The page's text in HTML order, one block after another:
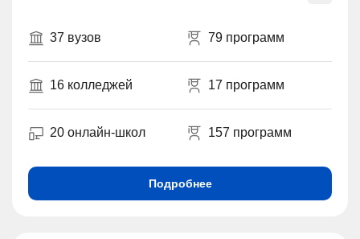
37 вузов 79 программ
16 колледжей 17 программ
20 онлайн-школ 157 программ
Подробнее